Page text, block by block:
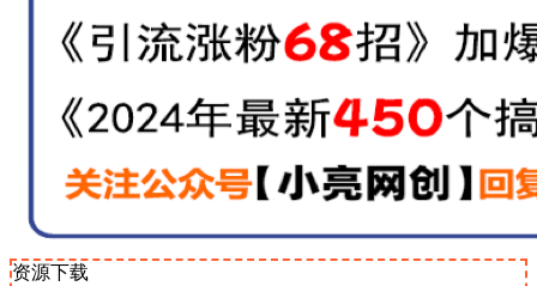
资源下载